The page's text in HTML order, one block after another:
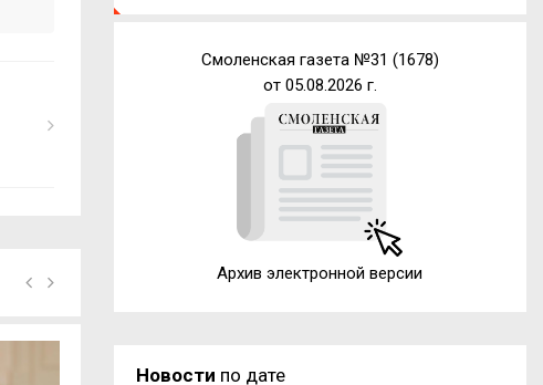
Смоленская газета №31 (1678)
от 05.08.2026 г.
Архив электронной версии
Новости по дате